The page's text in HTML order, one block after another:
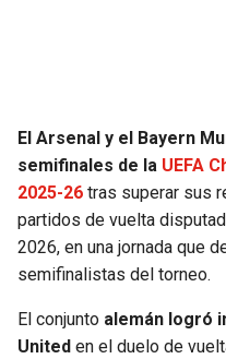
PACKERS
VIKINGS
FALCONS
PANTHERS
TIMBERWOLVES
THUNDER
TRAIL BLAZERS
JAZZ
El Arsenal y el Bayern
semifinales de la UEFA
2025-26 tras superar sus
partidos de vuelta
2026, en una jornada que
semifinalistas del torneo.
El conjunto alemán logró
United en el duelo de